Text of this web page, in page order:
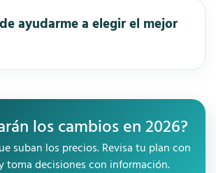
ayudarme a elegir el mejor
los cambios en 2026?
suban los precios. Revisa tu plan con
toma decisiones con información.